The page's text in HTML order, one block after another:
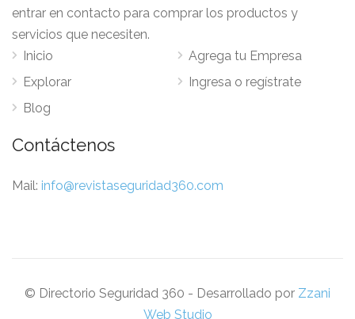
entrar en contacto para comprar los productos y
servicios que necesiten.
Inicio
Explorar
Blog
Agrega tu Empresa
Ingresa o regístrate
Contáctenos
Mail: info@revistaseguridad360.com
© Directorio Seguridad 360 - Desarrollado por Zzani
Web Studio